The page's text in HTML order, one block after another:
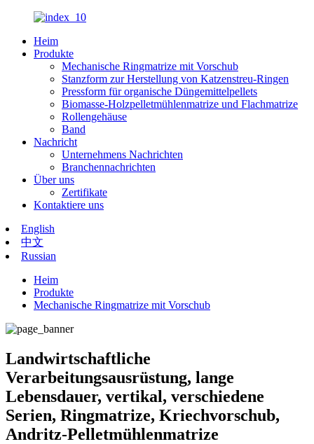
Heim
Produkte
Mechanische Ringmatrize mit Vorschub
Stanzform zur Herstellung von Katzenstreu-Ringen
Pressform für organische Düngemittelpellets
Biomasse-Holzpelletmühlenmatrize und Flachmatrize
Rollengehäuse
Band
Nachricht
Unternehmens Nachrichten
Branchennachrichten
Über uns
Zertifikate
Kontaktiere uns
English
中文
Russian
Heim
Produkte
Mechanische Ringmatrize mit Vorschub
Landwirtschaftliche
Verarbeitungsausrüstung, lange
Lebensdauer, vertikal, verschiedene
Serien, Ringmatrize, Kriechvorschub,
Andritz-Pelletmühlenmatrize